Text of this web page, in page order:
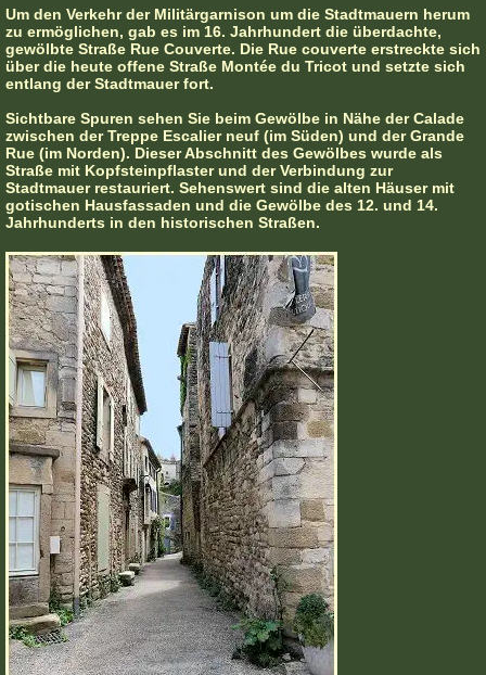
Um den Verkehr der Militärgarnison um die Stadtmauern herum
zu ermöglichen, gab es im 16. Jahrhundert die überdachte,
gewölbte Straße Rue Couverte. Die Rue couverte erstreckte sich
über die heute offene Straße Montée du Tricot und setzte sich
entlang der Stadtmauer fort.
Sichtbare Spuren sehen Sie beim Gewölbe in Nähe der Calade
zwischen der Treppe Escalier neuf (im Süden) und der Grande
Rue (im Norden). Dieser Abschnitt des Gewölbes wurde als
Straße mit Kopfsteinpflaster und der Verbindung zur
Stadtmauer restauriert. Sehenswert sind die alten Häuser mit
gotischen Hausfassaden und die Gewölbe des 12. und 14.
Jahrhunderts in den historischen Straßen.